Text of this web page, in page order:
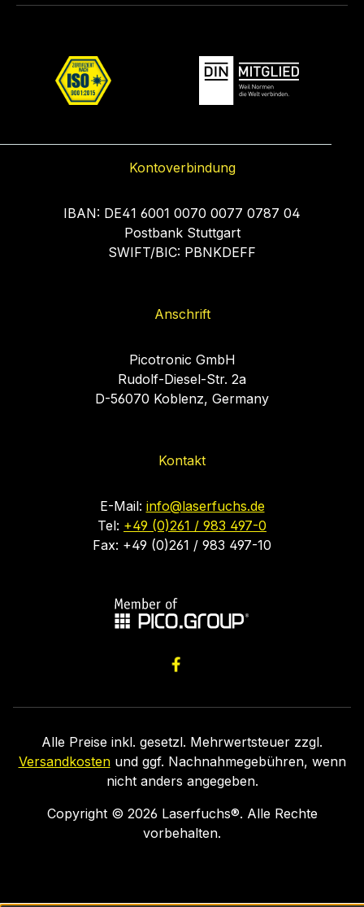
Kontoverbindung
IBAN: DE41 6001 0070 0077 0787 04
Postbank Stuttgart
SWIFT/BIC: PBNKDEFF
Anschrift
Picotronic GmbH
Rudolf-Diesel-Str. 2a
D-56070 Koblenz, Germany
Kontakt
E-Mail: info@laserfuchs.de
Tel: +49 (0)261 / 983 497-0
Fax: +49 (0)261 / 983 497-10
Alle Preise inkl. gesetzl. Mehrwertsteuer zzgl.
Versandkostenund ggf. Nachnahmegebühren, wenn
nicht anders angegeben.
Copyright © 2026 Laserfuchs®. Alle Rechte
vorbehalten.